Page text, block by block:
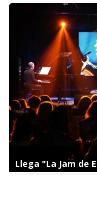
Llega "La Jam de